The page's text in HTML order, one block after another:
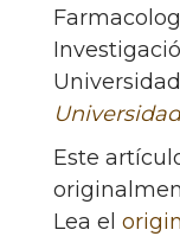
Este
Lea el